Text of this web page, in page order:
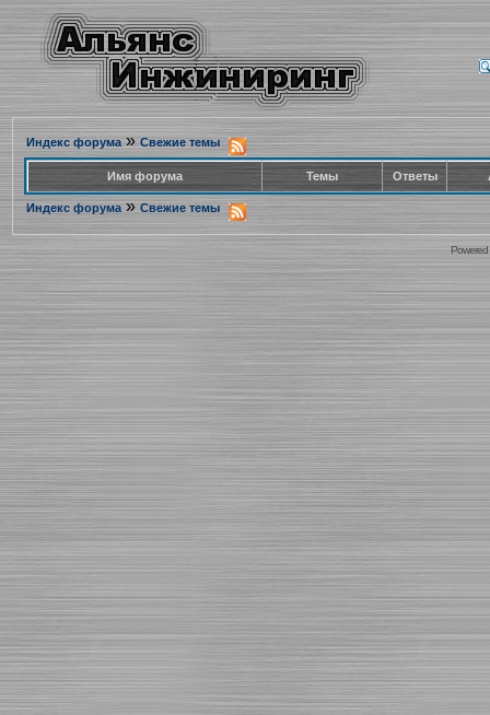
Индекс форума» Свежие темы
Имя форума Темы Ответы
Индекс форума » Свежие темы